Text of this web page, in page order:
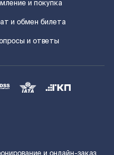
и покупка
и обмен билета
и ответы